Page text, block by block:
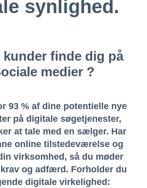
synlighed.
kunder finde dig på
medier ?
93 % af dine potentielle nye
på digitale søgetjenester,
at tale med en sælger. Har
online tilstedeværelse og
virksomhed, så du møder
og adfærd. Forholder du
digitale virkelighed: